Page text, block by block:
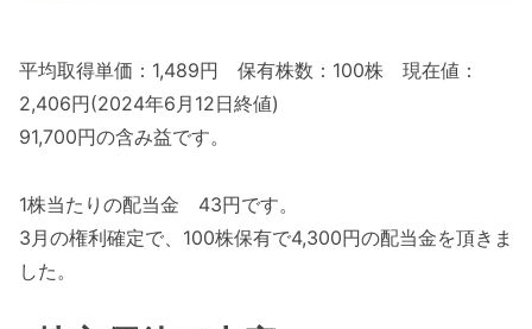
平均取得単価：1,489円 保有株数：100株 現在値：
2,406円(2024年6月12日終値)
91,700円の含み益です。
1株当たりの配当金 43円です。
3月の権利確定で、100株保有で4,300円の配当金を頂きま
した。